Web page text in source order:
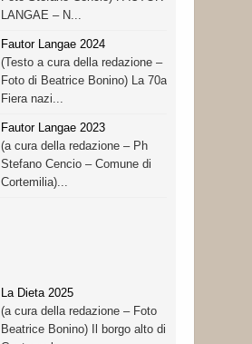
LANGAE – N...
Fautor Langae 2024
(Testo a cura della redazione –
Foto di Beatrice Bonino) La 70a
Fiera nazi...
Fautor Langae 2023
(a cura della redazione – Ph
Stefano Cencio – Comune di
Cortemilia)...
La Dieta 2025
(a cura della redazione – Foto
Beatrice Bonino) Il borgo alto di